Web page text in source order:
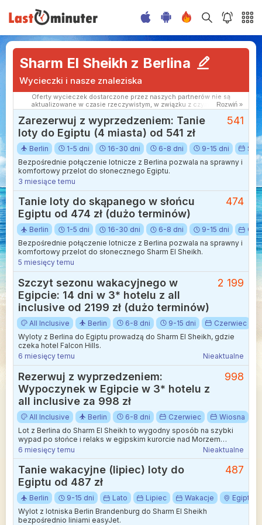
Sharm El Sheikh z Berlina
Wycieczki i nasze znaleziska
Oferty wycieczek dostarczone przez naszych partnerów nie są
aktualizowane w czasie rzeczywistym, w związku z czym ceny i
dostępność ofert mogą się nieznacznie różnić od aktualnych.
Dokładamy wszelkich starań aby rozbieżności były jak najmniejsze.
Rozwiń »
Zarezerwuj z wyprzedzeniem: Tanie
loty do Egiptu (4 miasta) od 541 zł
541
Berlin 1-5 dni 16-30 dni 6-8 dni 9-15 dni
Bezpośrednie połączenie lotnicze z Berlina pozwala na sprawny i
komfortowy przelot do słonecznego Egiptu.
3 miesiące temu
Tanie loty do skąpanego w słońcu
Egiptu od 474 zł (dużo terminów)
474
Berlin 1-5 dni 16-30 dni 6-8 dni 9-15 dni
Bezpośrednie połączenie lotnicze z Berlina pozwala na sprawny i
komfortowy przelot do słonecznego Sharm El Sheikh.
5 miesięcy temu
Szczyt sezonu wakacyjnego w
Egipcie: 14 dni w 3* hotelu z all
inclusive od 2199 zł (dużo terminów)
2 199
All Inclusive Berlin 6-8 dni 9-15 dni
Czerwiec
Wyloty z Berlina do Egiptu prowadzą do Sharm El Sheikh, gdzie
czeka hotel Falcon Hills.
6 miesięcy temu
Nieaktualne
Rezerwuj z wyprzedzeniem:
Wypoczynek w Egipcie w 3* hotelu z
all inclusive za 998 zł
998
All Inclusive Berlin 6-8 dni Czerwiec
Wiosna
Lot z Berlina do Sharm El Sheikh to wygodny sposób na szybki
wypad po słońce i relaks w egipskim kurorcie nad Morzem
Czerwonym.
6 miesięcy temu Nieaktualne
Tanie wakacyjne (lipiec) loty do
Egiptu od 487 zł
487
Berlin 9-15 dni Lato Lipiec Wakacje
Egipt
Wylot z lotniska Berlin Brandenburg do Sharm El Sheikh
bezpośrednio liniami easyJet.